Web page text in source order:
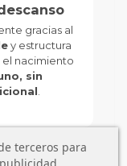
gracias al
y estructura
nacimiento
sin
.
terceros para